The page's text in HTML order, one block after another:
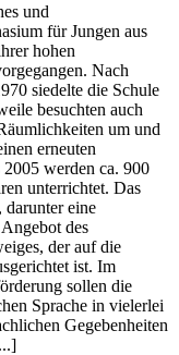
und
für Jungen aus
hohen
Nach
siedelte die Schule
besuchten auch
um und
erneuten
werden ca. 900
unterrichtet. Das
eine
des
der auf die
ist. Im
sollen die
Sprache in vielerlei
Gegebenheiten